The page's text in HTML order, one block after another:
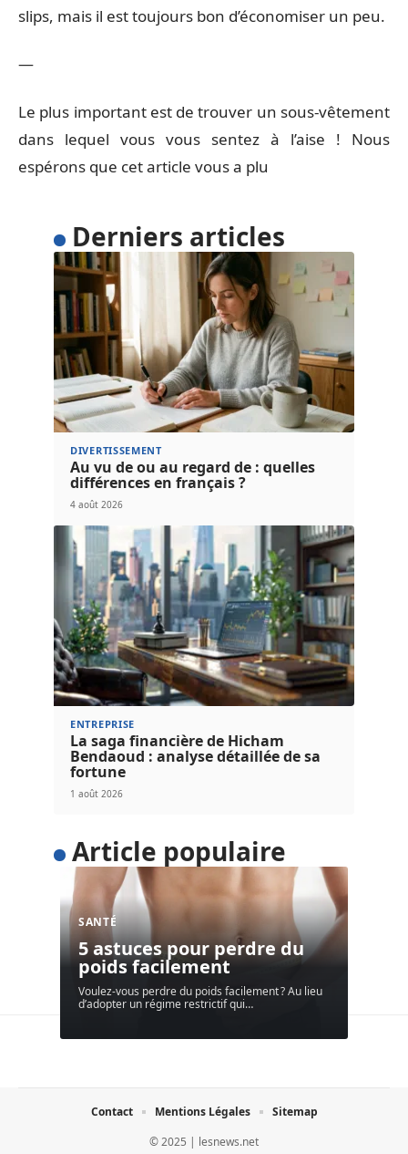
slips, mais il est toujours bon d’économiser un peu.
—
Le plus important est de trouver un sous-vêtement
dans lequel vous vous sentez à l’aise ! Nous
espérons que cet article vous a plu
Derniers articles
DIVERTISSEMENT
Au vu de ou au regard de : quelles
différences en français ?
4 août 2026
ENTREPRISE
La saga financière de Hicham
Bendaoud : analyse détaillée de sa
fortune
1 août 2026
Article populaire
SANTÉ
5 astuces pour perdre du
poids facilement
Voulez-vous perdre du poids facilement ? Au lieu
d’adopter un régime restrictif qui…
© 2025 | lesnews.net
Contact Mentions Légales Sitemap